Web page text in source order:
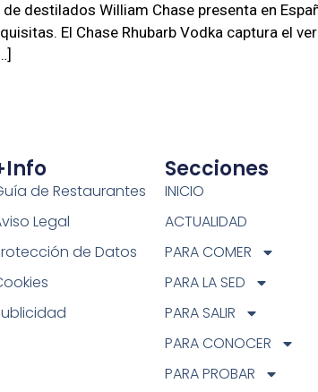
destilados William Chase presenta en
El Chase Rhubarb Vodka captura el
de Restaurantes
Legal
de Datos
Secciones
INICIO
ACTUALIDAD
PARA COMER
PARA LA SED
PARA SALIR
PARA CONOCER
PARA PROBAR